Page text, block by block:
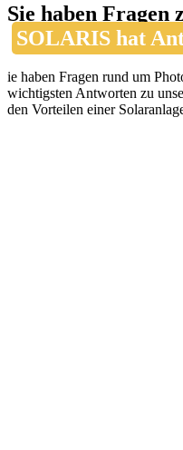
Sie haben Fragen
SOLARIS hat
ie haben Fragen rund um
wichtigsten Antworten zu
den Vorteilen einer